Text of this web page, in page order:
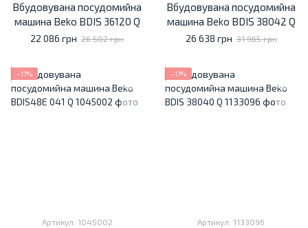
Вбудовувана посудомийна
машина Beko BDIS 36120 Q
22 086 грн 26 502 грн
Вбудовувана посудомийна
машина Beko BDIS 38042 Q
26 638 грн 31 965 грн
−17%
Артикул: 1045002
−17%
Артикул: 1133096